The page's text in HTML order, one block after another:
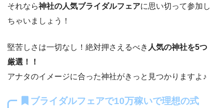
それなら神社の人気ブライダルフェアに思い切って参加し
ちゃいましょう！
堅苦しさは一切なし！絶対押さえるべき 人気の神社を5つ
厳選！！
アナタのイメージに合った神社がきっと見つかりますよ♪
ブライダルフェアで10万稼いで理想の式